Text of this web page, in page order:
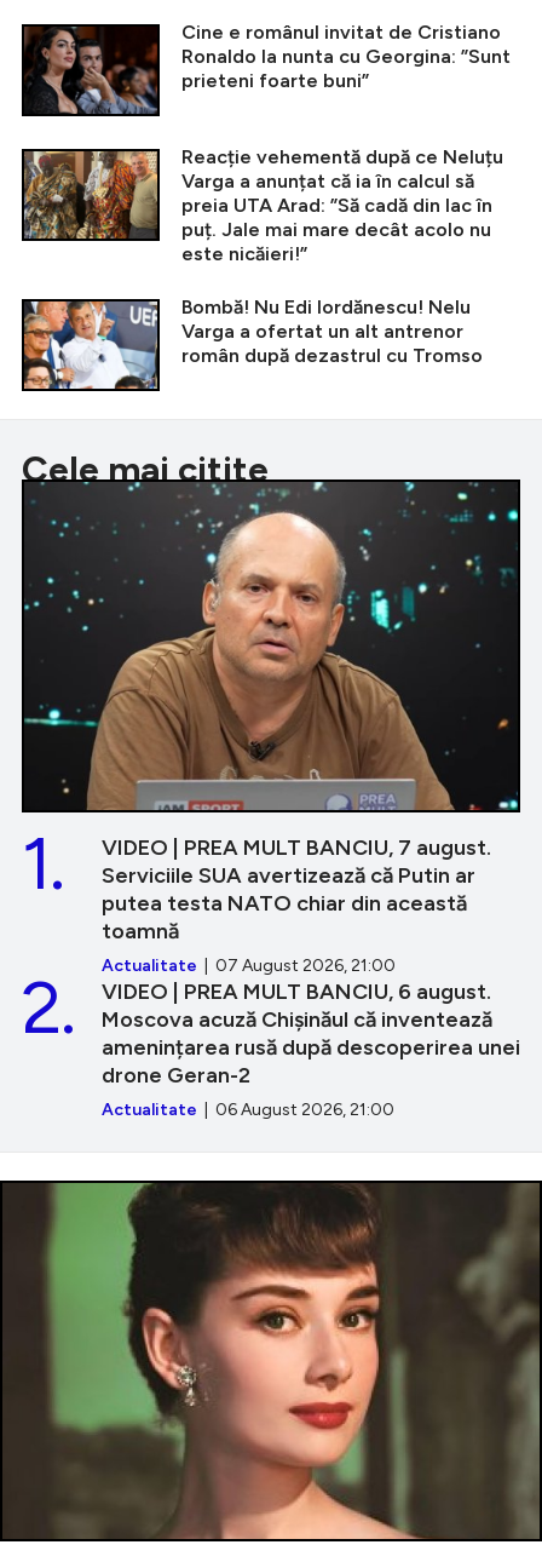
Cine e românul invitat de Cristiano
Ronaldo la nunta cu Georgina: ”Sunt
prieteni foarte buni”
Reacție vehementă după ce Neluțu
Varga a anunțat că ia în calcul să
preia UTA Arad: ”Să cadă din lac în
puț. Jale mai mare decât acolo nu
este nicăieri!”
Bombă! Nu Edi Iordănescu! Nelu
Varga a ofertat un alt antrenor
român după dezastrul cu Tromso
Cele mai citite
VIDEO | PREA MULT BANCIU, 7 august.
Serviciile SUA avertizează că Putin ar
putea testa NATO chiar din această
toamnă
Actualitate | 07 August 2026, 21:00
1.
VIDEO | PREA MULT BANCIU, 6 august.
Moscova acuză Chișinăul că inventează
amenințarea rusă după descoperirea unei
drone Geran-2
Actualitate | 06 August 2026, 21:00
2.